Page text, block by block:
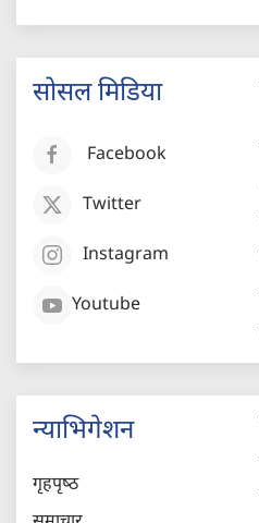
सोसल मिडिया
Facebook
Twitter
Instagram
Youtube
न्याभिगेशन
गृहपृष्‍ठ